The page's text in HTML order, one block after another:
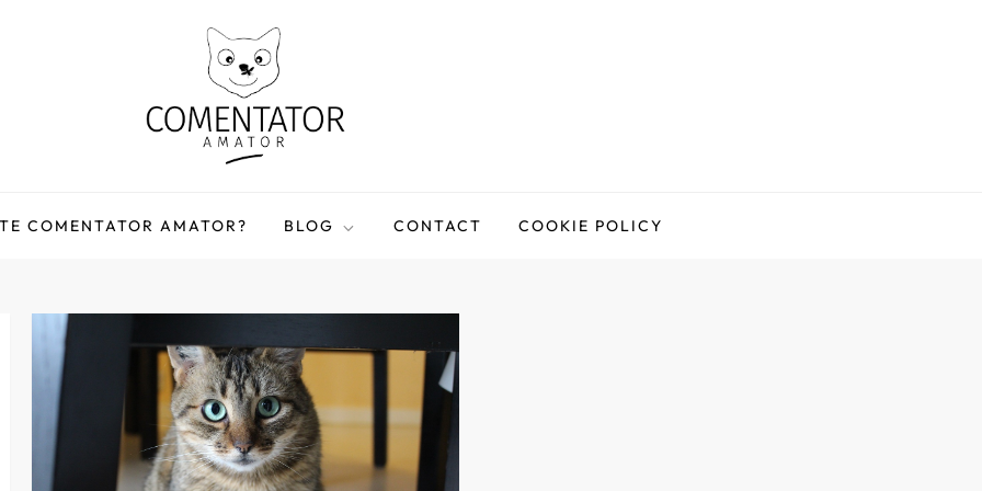
COMENTATOR AMATOR? BLOG CONTACT COOKIE POLICY